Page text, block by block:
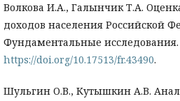
Волкова И.А., Галынчик Т.А.
доходов населения Российской
Фундаментальные исследования.
https://doi.org/10.17513/fr.43490.
Шульгин О.В., Кутышкин А.В.